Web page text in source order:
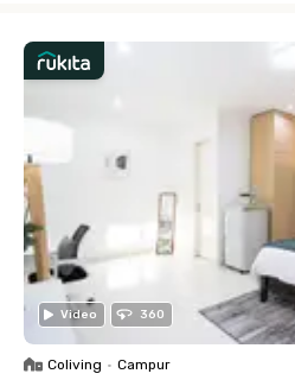
Video 360
Coliving • Campur